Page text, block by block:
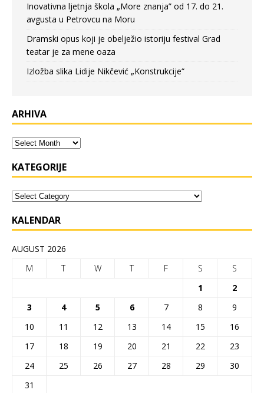
Inovativna ljetnja škola „More znanja” od 17. do 21.
avgusta u Petrovcu na Moru
Dramski opus koji je obelježio istoriju festival Grad
teatar je za mene oaza
Izložba slika Lidije Nikčević „Konstrukcije“
ARHIVA
KATEGORIJE
KALENDAR
AUGUST 2026
M
T W T F S
S
1
2
3
4 5 6 7 8
9
10
11 12 13 14 15
16
17
18 19 20 21 22
23
24
25 26 27 28 29
30
31